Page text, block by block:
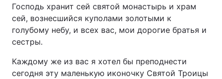
Господь хранит сей святой монастырь и храм
сей, вознесшийся куполами золотыми к
голубому небу, и всех вас, мои дорогие братья и
сестры.
Каждому же из вас я хотел бы преподнести
сегодня эту маленькую иконочку Святой Троицы